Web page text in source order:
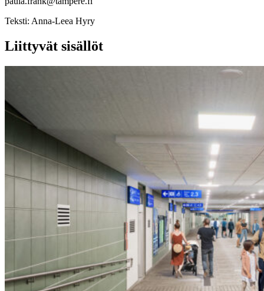
Teksti: Anna-Leea Hyry
Liittyvät sisällöt